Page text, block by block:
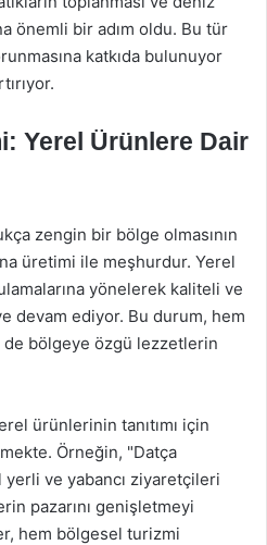
önemli bir adım oldu. Bu tür
katkıda bulunuyor
Yerel Ürünlere Dair
zengin bir bölge olmasının
üretimi ile meşhurdur. Yerel
yönelerek kaliteli ve
devam ediyor. Bu durum, hem
de bölgeye özgü lezzetlerin
ürünlerinin tanıtımı için
Örneğin, "Datça
yerli ve yabancı ziyaretçileri
pazarını genişletmeyi
hem bölgesel turizmi